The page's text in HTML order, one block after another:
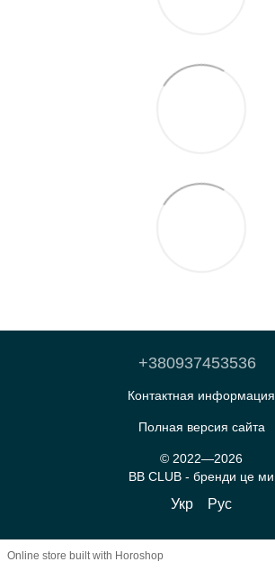
+380937453536
Контактная информация
Полная версия сайта
© 2022—2026
BB CLUB - бренди це ми
Укр Рус
Online store built with Horoshop